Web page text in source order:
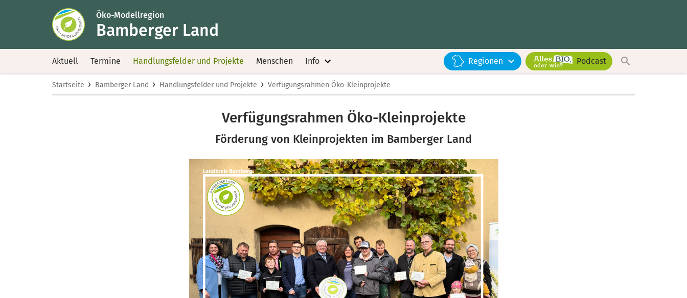
Öko-Modellregion
Bamberger Land
Aktuell Termine Handlungsfelder und Projekte Menschen Info Regionen Podcast
Startseite › Bamberger Land › Handlungsfelder und Projekte › Verfügungsrahmen Öko-Kleinprojekte
Verfügungsrahmen Öko-Kleinprojekte
Förderung von Kleinprojekten im Bamberger Land